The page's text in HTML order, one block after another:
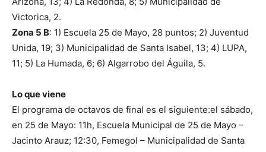
Victorica, 2.
Zona 5 B: 1) Escuela 25 de Mayo, 28 puntos; 2) Juventud
Unida, 19; 3) Municipalidad de Santa Isabel, 13; 4) LUPA,
11; 5) La Humada, 6; 6) Algarrobo del Águila, 5.
Lo que viene
El programa de octavos de final es el siguiente:el sábado,
en 25 de Mayo: 11h, Escuela Municipal de 25 de Mayo –
Jacinto Arauz; 12:30, Femegol – Municipalidad de Santa